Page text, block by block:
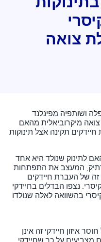
צואה
ושותפיה מפינלנד
צואה מיקרוביאלית מהאם
תקינה אצל תינוקות
לתינוק שנולד היא אחד
המעצב את התפתחות
זה של העברת חיידקים
נצפו הבדלים בחיידקי
בהשוואה לאלה שנולדו
איזון חיידקי זה אינן